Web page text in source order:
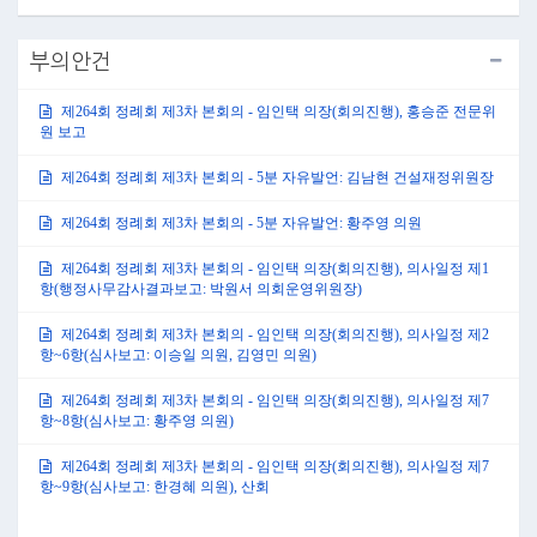
부의안건
제264회 정례회 제3차 본회의 - 임인택 의장(회의진행), 홍승준 전문위
원 보고
제264회 정례회 제3차 본회의 - 5분 자유발언: 김남현 건설재정위원장
제264회 정례회 제3차 본회의 - 5분 자유발언: 황주영 의원
제264회 정례회 제3차 본회의 - 임인택 의장(회의진행), 의사일정 제1
항(행정사무감사결과보고: 박원서 의회운영위원장)
제264회 정례회 제3차 본회의 - 임인택 의장(회의진행), 의사일정 제2
항~6항(심사보고: 이승일 의원, 김영민 의원)
제264회 정례회 제3차 본회의 - 임인택 의장(회의진행), 의사일정 제7
항~8항(심사보고: 황주영 의원)
제264회 정례회 제3차 본회의 - 임인택 의장(회의진행), 의사일정 제7
항~9항(심사보고: 한경혜 의원), 산회